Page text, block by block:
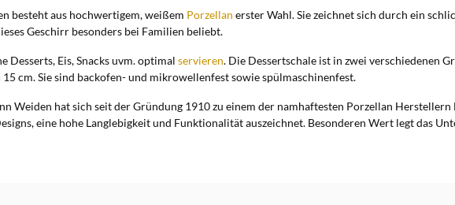
besteht aus hochwertigem, weißem Porzellan erster Wahl. Sie zeichnet sich durch ein
Geschirr besonders bei Familien beliebt.
Desserts, Eis, Snacks uvm. optimal servieren. Die Dessertschale ist in zwei verschiedenen
cm. Sie sind backofen- und mikrowellenfest sowie spülmaschinenfest.
Weiden hat sich seit der Gründung 1910 zu einem der namhaftesten Porzellan
eine hohe Langlebigkeit und Funktionalität auszeichnet. Besonderen Wert legt das